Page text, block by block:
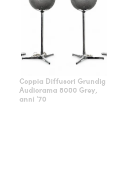
Coppia Diffusori Grundig
Audiorama 8000 Grey,
anni '70